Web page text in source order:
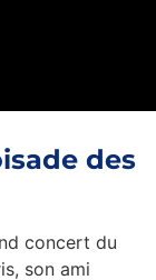
des
concert du
son ami